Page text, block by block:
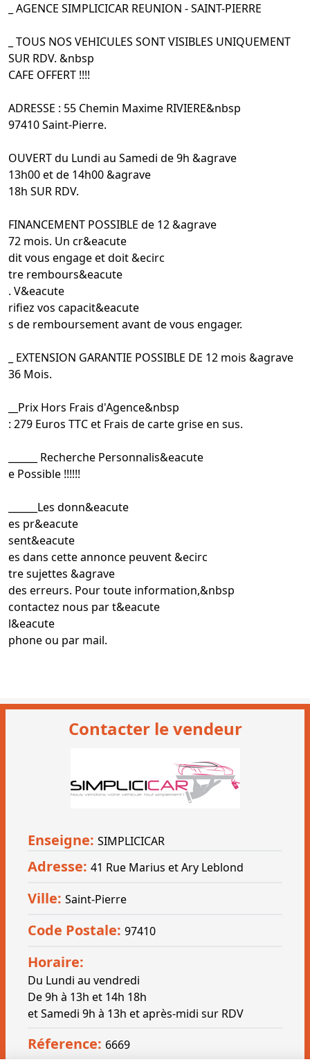
_ AGENCE SIMPLICICAR REUNION - SAINT-PIERRE
_ TOUS NOS VEHICULES SONT VISIBLES UNIQUEMENT
SUR RDV. &nbsp
CAFE OFFERT !!!!
ADRESSE : 55 Chemin Maxime RIVIERE&nbsp
97410 Saint-Pierre.
OUVERT du Lundi au Samedi de 9h &agrave
13h00 et de 14h00 &agrave
18h SUR RDV.
FINANCEMENT POSSIBLE de 12 &agrave
72 mois. Un cr&eacute
dit vous engage et doit &ecirc
tre rembours&eacute
. V&eacute
rifiez vos capacit&eacute
s de remboursement avant de vous engager.
_ EXTENSION GARANTIE POSSIBLE DE 12 mois &agrave
36 Mois.
__Prix Hors Frais d'Agence&nbsp
: 279 Euros TTC et Frais de carte grise en sus.
____ Recherche Personnalis&eacute
e Possible !!!!!!
____Les donn&eacute
es pr&eacute
sent&eacute
es dans cette annonce peuvent &ecirc
tre sujettes &agrave
des erreurs. Pour toute information,&nbsp
contactez nous par t&eacute
l&eacute
phone ou par mail.
Contacter le vendeur
Enseigne: SIMPLICICAR
Adresse: 41 Rue Marius et Ary Leblond
Ville: Saint-Pierre
Code Postale: 97410
Horaire:
Du Lundi au vendredi
De 9h à 13h et 14h 18h
et Samedi 9h à 13h et après-midi sur RDV
Réference: 6669